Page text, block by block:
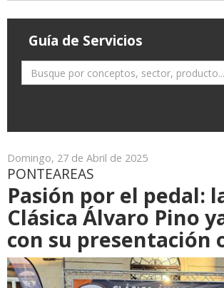
Guía de Servicios
Domingo, 27 de Abril de 2025
PONTEAREAS
Pasión por el pedal:
Clásica Álvaro Pino
con su presentación